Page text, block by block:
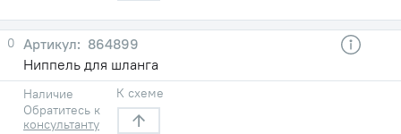
0
864899
Ниппель для шланга
Наличие
Обратитесь к
консультанту
К схеме